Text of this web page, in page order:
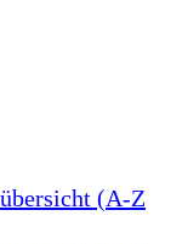
(A-Z